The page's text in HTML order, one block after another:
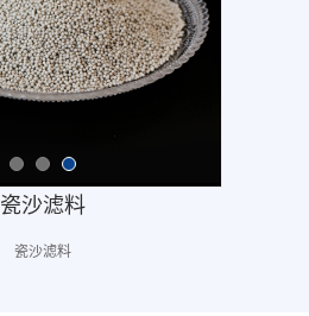
瓷沙滤料
瓷沙滤料